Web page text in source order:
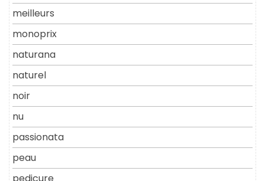
meilleurs
monoprix
naturana
naturel
noir
nu
passionata
peau
pedicure